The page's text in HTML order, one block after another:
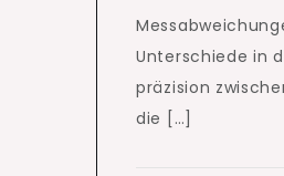
Unterschiede in
präzision
die […]